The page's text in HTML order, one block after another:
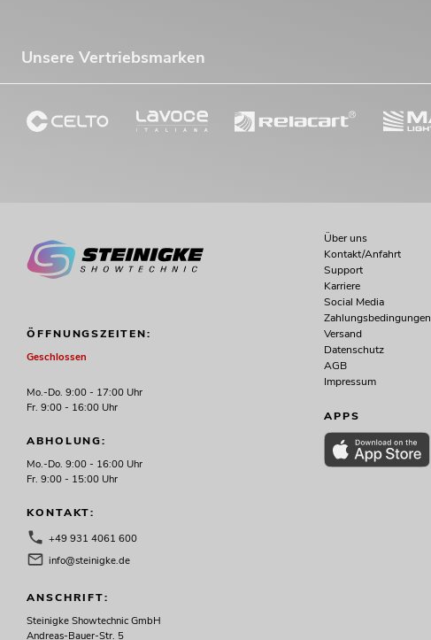
Unsere Vertriebsmarken
ÖFFNUNGSZEITEN:
Geschlossen
Mo.-Do. 9:00 - 17:00 Uhr
Fr. 9:00 - 16:00 Uhr
ABHOLUNG:
Mo.-Do. 9:00 - 16:00 Uhr
Fr. 9:00 - 15:00 Uhr
KONTAKT:
+49 931 4061 600
info@steinigke.de
ANSCHRIFT:
Steinigke Showtechnic GmbH
Andreas-Bauer-Str. 5
Über uns
Kontakt/Anfahrt
Support
Karriere
Social Media
Zahlungsbedingungen
Versand
Datenschutz
AGB
Impressum
APPS